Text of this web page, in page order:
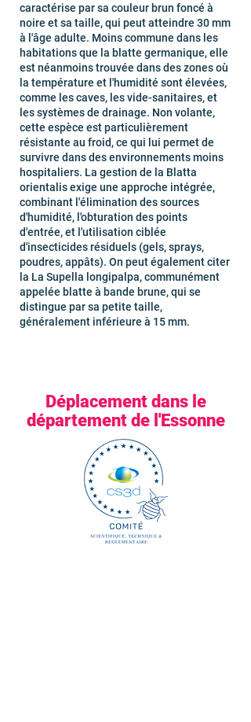
caractérise par sa couleur brun foncé à
noire et sa taille, qui peut atteindre 30 mm
à l'âge adulte. Moins commune dans les
habitations que la blatte germanique, elle
est néanmoins trouvée dans des zones où
la température et l'humidité sont élevées,
comme les caves, les vide-sanitaires, et
les systèmes de drainage. Non volante,
cette espèce est particulièrement
résistante au froid, ce qui lui permet de
survivre dans des environnements moins
hospitaliers. La gestion de la Blatta
orientalis exige une approche intégrée,
combinant l'élimination des sources
d'humidité, l'obturation des points
d'entrée, et l'utilisation ciblée
d'insecticides résiduels (gels, sprays,
poudres, appâts). On peut également citer
la La Supella longipalpa, communément
appelée blatte à bande brune, qui se
distingue par sa petite taille,
généralement inférieure à 15 mm.
Déplacement dans le
département de l'Essonne